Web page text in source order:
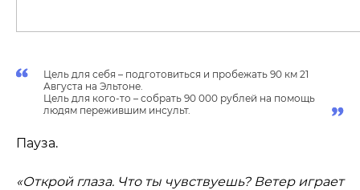
Цель для себя – подготовиться и пробежать 90 км 21
Августа на Эльтоне.
Цель для кого-то – собрать 90 000 рублей на помощь
людям пережившим инсульт.
Пауза.
«Открой глаза. Что ты чувствуешь? Ветер играет